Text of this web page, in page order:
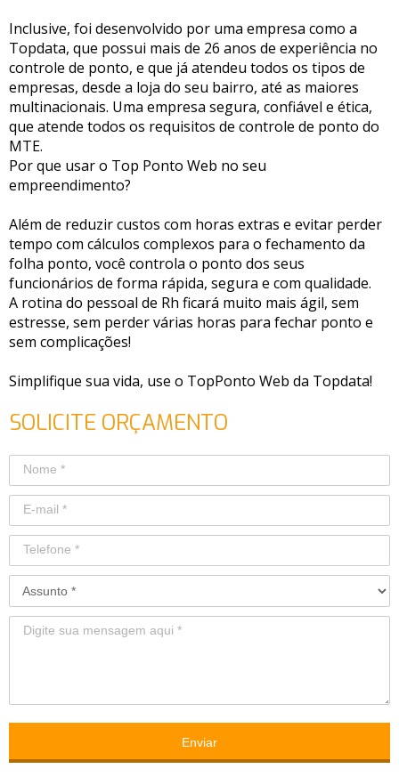
Inclusive, foi desenvolvido por uma empresa como a
Topdata, que possui mais de 26 anos de experiência no
controle de ponto, e que já atendeu todos os tipos de
empresas, desde a loja do seu bairro, até as maiores
multinacionais. Uma empresa segura, confiável e ética,
que atende todos os requisitos de controle de ponto do
MTE.
Por que usar o Top Ponto Web no seu
empreendimento?
Além de reduzir custos com horas extras e evitar perder
tempo com cálculos complexos para o fechamento da
folha ponto, você controla o ponto dos seus
funcionários de forma rápida, segura e com qualidade.
A rotina do pessoal de Rh ficará muito mais ágil, sem
estresse, sem perder várias horas para fechar ponto e
sem complicações!
Simplifique sua vida, use o TopPonto Web da Topdata!
SOLICITE ORÇAMENTO
Enviar